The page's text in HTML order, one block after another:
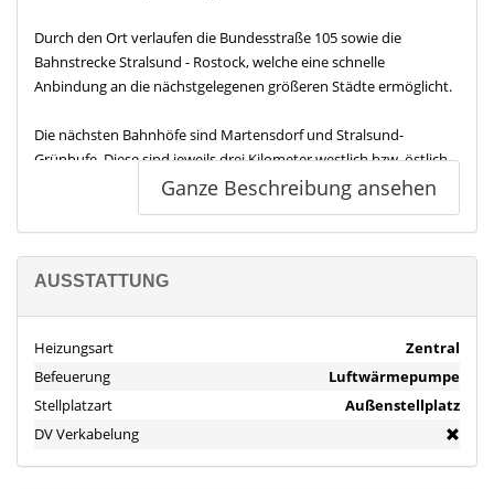
Durch den Ort verlaufen die Bundesstraße 105 sowie die
Bahnstrecke Stralsund - Rostock, welche eine schnelle
Anbindung an die nächstgelegenen größeren Städte ermöglicht.
Die nächsten Bahnhöfe sind Martensdorf und Stralsund-
Grünhufe. Diese sind jeweils drei Kilometer westlich bzw. östlich
gelegen. Die Buslinie 302, 308 und 309 halten in Pantelitz in ca. 3
Einkaufsmöglichkeiten, eine Apotheke sowie Gastronomie finden
Sie im ca. 3 km entfernten Ostsee-Center in Lüssow.
Entfernung. Einen Kindergarten erreichen Sie fußläufig in 10 Min.
im Ort.
Eine Arztpraxis liegt direkt hinter der Immobilie im Ort. Das
Ganze Beschreibung ansehen
AUSSTATTUNG
Heizungsart
Zentral
Befeuerung
Luftwärmepumpe
Stellplatzart
Außenstellplatz
DV Verkabelung